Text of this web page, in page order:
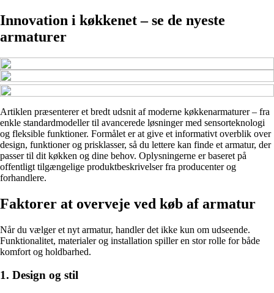
Innovation i køkkenet – se de nyeste
armaturer
Artiklen præsenterer et bredt udsnit af moderne køkkenarmaturer – fra
enkle standardmodeller til avancerede løsninger med sensorteknologi
og fleksible funktioner. Formålet er at give et informativt overblik over
design, funktioner og prisklasser, så du lettere kan finde et armatur, der
passer til dit køkken og dine behov. Oplysningerne er baseret på
offentligt tilgængelige produktbeskrivelser fra producenter og
forhandlere.
Faktorer at overveje ved køb af armatur
Når du vælger et nyt armatur, handler det ikke kun om udseende.
Funktionalitet, materialer og installation spiller en stor rolle for både
komfort og holdbarhed.
1. Design og stil